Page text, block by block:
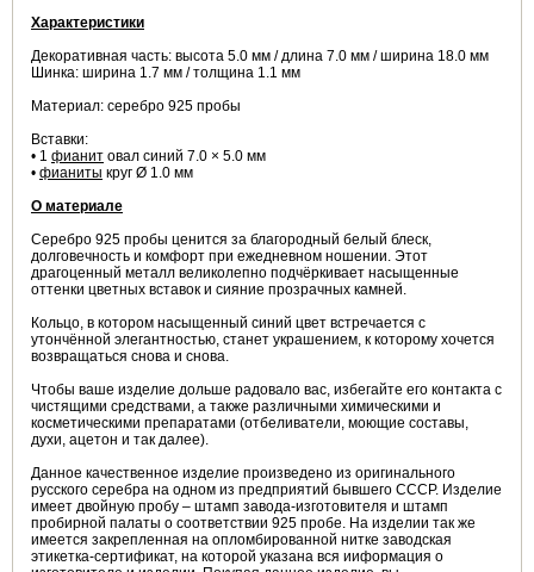
Характеристики
Декоративная часть: высота 5.0 мм / длина 7.0 мм / ширина 18.0 мм
Шинка: ширина 1.7 мм / толщина 1.1 мм
Материал: серебро 925 пробы
Вставки:
• 1 фианит овал синий 7.0 × 5.0 мм
• фианиты круг Ø 1.0 мм
О материале
Серебро 925 пробы ценится за благородный белый блеск,
долговечность и комфорт при ежедневном ношении. Этот
драгоценный металл великолепно подчёркивает насыщенные
оттенки цветных вставок и сияние прозрачных камней.
Кольцо, в котором насыщенный синий цвет встречается с
утончённой элегантностью, станет украшением, к которому хочется
возвращаться снова и снова.
Чтобы ваше изделие дольше радовало вас, избегайте его контакта с
чистящими средствами, а также различными химическими и
косметическими препаратами (отбеливатели, моющие составы,
духи, ацетон и так далее).
Данное качественное изделие произведено из оригинального
русского серебра на одном из предприятий бывшего СССР. Изделие
имеет двойную пробу – штамп завода-изготовителя и штамп
пробирной палаты о соответствии 925 пробе. На изделии так же
имеется закрепленная на опломбированной нитке заводская
этикетка-сертификат, на которой указана вся ииформация о